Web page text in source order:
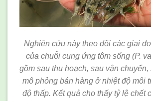
Nghiên cứu này theo dõi các giai
của chuỗi cung ứng tôm sống (P.
gồm sau thu hoạch, sau vận
mô phỏng bán hàng ở nhiệt độ môi
độ thấp. Kết quả cho thấy tỷ lệ chết